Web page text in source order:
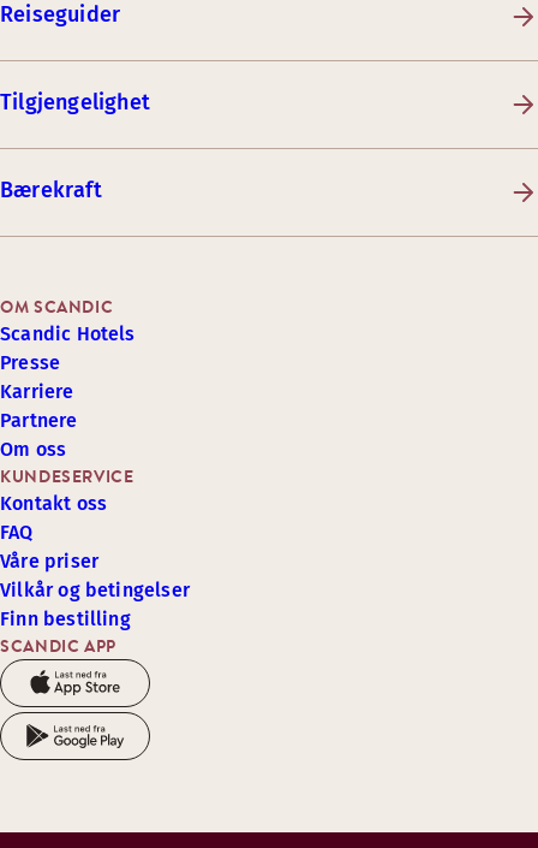
Reiseguider
Tilgjengelighet
Bærekraft
SCANDIC APP
KUNDESERVICE
Kontakt oss
FAQ
Våre priser
Vilkår og betingelser
Finn bestilling
OM SCANDIC
Scandic Hotels
Presse
Karriere
Partnere
Om oss